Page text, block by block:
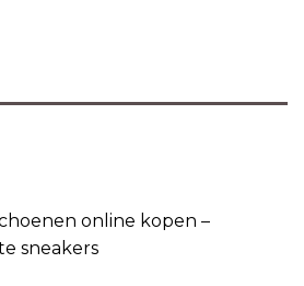
online kopen –
sneakers